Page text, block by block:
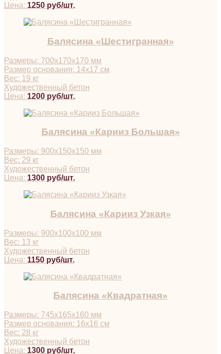
Цена: 1250 руб/шт.
Балясина «Шестигранная»
Размеры: 700х170х170 мм
Размер основания: 14х17 см
Вес: 19 кг
Художественный бетон
Цена: 1200 руб/шт.
Балясина «Карииз Большая»
Размеры: 900х150х150 мм
Вес: 29 кг
Художественный бетон
Цена: 1300 руб/шт.
Балясина «Карииз Узкая»
Размеры: 900х100х100 мм
Вес: 13 кг
Художественный бетон
Цена: 1150 руб/шт.
Балясина «Квадратная»
Размеры: 745х165х160 мм
Размер основания: 16х16 см
Вес: 28 кг
Художественный бетон
Цена: 1300 руб/шт.